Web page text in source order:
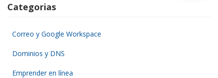
Categorias
Correo y Google Workspace
Dominios y DNS
Emprender en línea